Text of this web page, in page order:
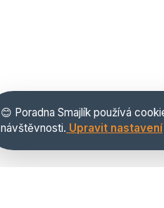
😊 Poradna Smajlík používá
návštěvnosti. Upravit nastavení